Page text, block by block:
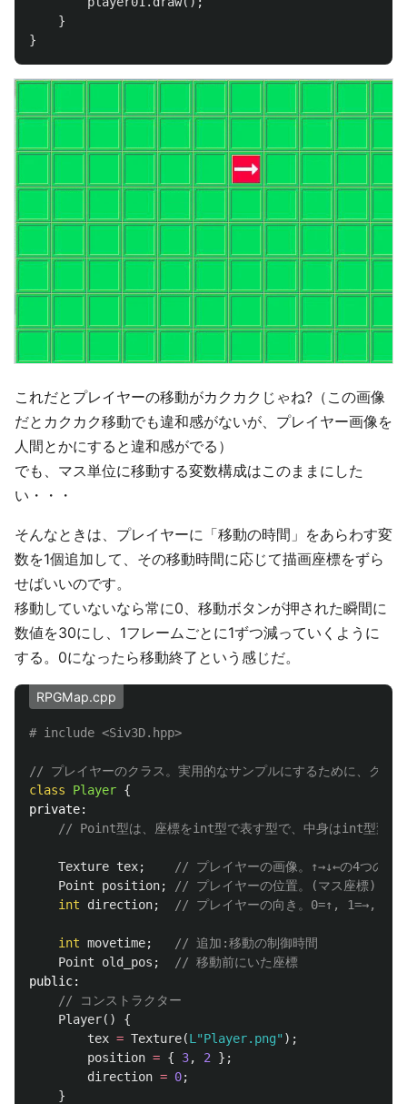
}
}
これだとプレイヤーの移動がカクカクじゃね?（この画像
だとカクカク移動でも違和感がないが、プレイヤー画像を
人間とかにすると違和感がでる）
でも、マス単位に移動する変数構成はこのままにした
い・・・
そんなときは、プレイヤーに「移動の時間」をあらわす変
数を1個追加して、その移動時間に応じて描画座標をずら
せばいいのです。
移動していないなら常に0、移動ボタンが押された瞬間に
数値を30にし、1フレームごとに1ずつ減っていくように
する。0になったら移動終了という感じだ。
RPGMap.cpp
// プレイヤーのクラス。実用的なサンプルにするために、クラ
class
Player {
private:
// Point型は、座標をint型で表す型で、中身はint型変数
Texture tex;
// プレイヤーの画像。↑→↓←の4つの向
Point
position;
// プレイヤーの位置。(マス座標)
int
direction; // プレイヤーの向き。0=↑, 1=→,
int movetime;
// 追加:移動の制御時間
Point
old_pos ;
// 移動前にいた座標
public:
// コンストラクター
Player()
{
tex = Texture(L"Player.png" );
position = { 3, 2
};
direction = 0;
}